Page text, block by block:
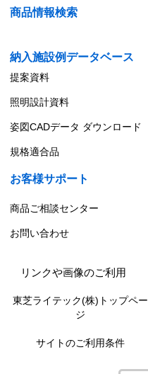
商品情報検索
納入施設例データベース
提案資料
照明設計資料
姿図CADデータ ダウンロード
規格適合品
お客様サポート
商品ご相談センター
お問い合わせ
リンクや画像のご利用
東芝ライテック(株)トップペー
ジ
サイトのご利用条件